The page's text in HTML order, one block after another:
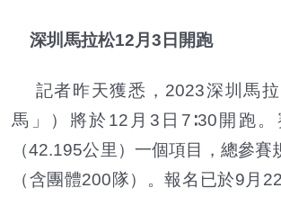
深圳馬拉松12月3日開跑
記者昨天獲悉，2023深圳馬拉
馬」）將於12月3日7∶30開跑
（42.195公里）一個項目，總參賽
（含團體200隊）。報名已於9月